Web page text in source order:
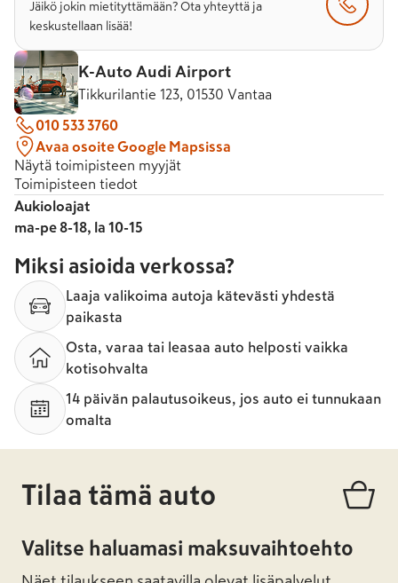
Jäikö jokin mietityttämään? Ota yhteyttä ja
keskustellaan lisää!
K-Auto Audi Airport
Tikkurilantie 123, 01530 Vantaa
010 533 3760
Avaa osoite Google Mapsissa
Näytä toimipisteen myyjät
Toimipisteen tiedot
Aukioloajat
ma-pe 8-18, la 10-15
Miksi asioida verkossa?
Laaja valikoima autoja kätevästi yhdestä
paikasta
Osta, varaa tai leasaa auto helposti vaikka
kotisohvalta
14 päivän palautusoikeus, jos auto ei tunnukaan
omalta
Tilaa tämä auto
Valitse haluamasi maksuvaihtoehto